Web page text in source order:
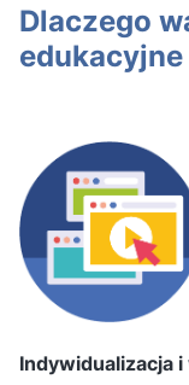
Dlaczego
Indywidualizacja